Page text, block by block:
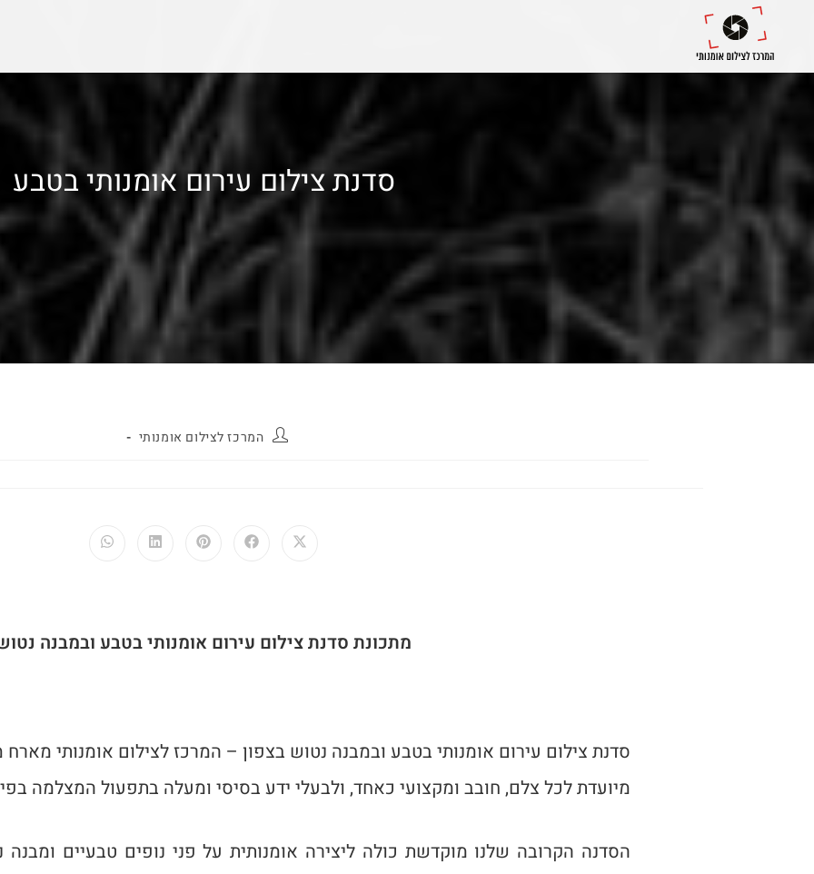
סדנת צילום עירום אומנותי בטבע
המרכז לצילום אומנותי
מתכונת סדנת צילום עירום אומנותי בטבע ובמבנה
סדנת צילום עירום אומנותי בטבע ובמבנה נטוש בצפון – המרכז לצילום אומנותי
מיועדת לכל צלם, חובב ומקצועי כאחד, ולבעלי ידע בסיסי ומעלה בתפעול המצלמה
הסדנה הקרובה שלנו מוקדשת כולה ליצירה אומנותית על פני נופים טבעיים